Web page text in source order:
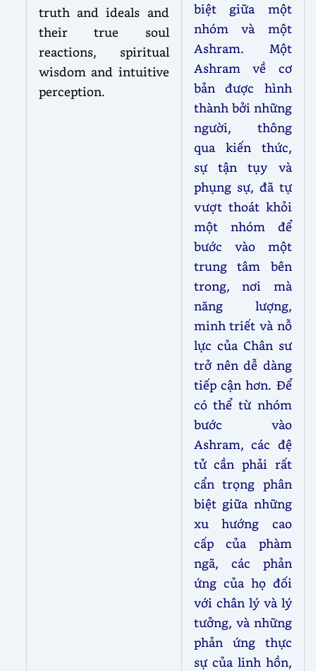
truth and ideals and
their true soul
reactions, spiritual
wisdom and intuitive
perception.
biệt giữa một
nhóm và một
Ashram. Một
Ashram về cơ
bản được hình
thành bởi những
người, thông
qua kiến thức,
sự tận tụy và
phụng sự, đã tự
vượt thoát khỏi
một nhóm để
bước vào một
trung tâm bên
trong, nơi mà
năng lượng,
minh triết và nỗ
lực của Chân sư
trở nên dễ dàng
tiếp cận hơn. Để
có thể từ nhóm
bước vào
Ashram, các đệ
tử cần phải rất
cẩn trọng phân
biệt giữa những
xu hướng cao
cấp của phàm
ngã, các phản
ứng của họ đối
với chân lý và lý
tưởng, và những
phản ứng thực
sự của linh hồn,